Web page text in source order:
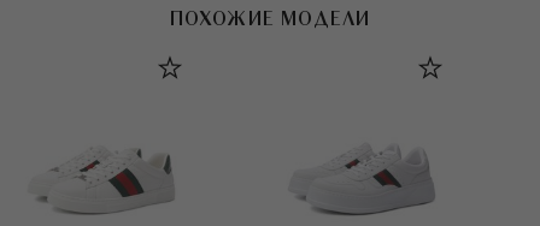
ПОХОЖИЕ МОДЕЛИ